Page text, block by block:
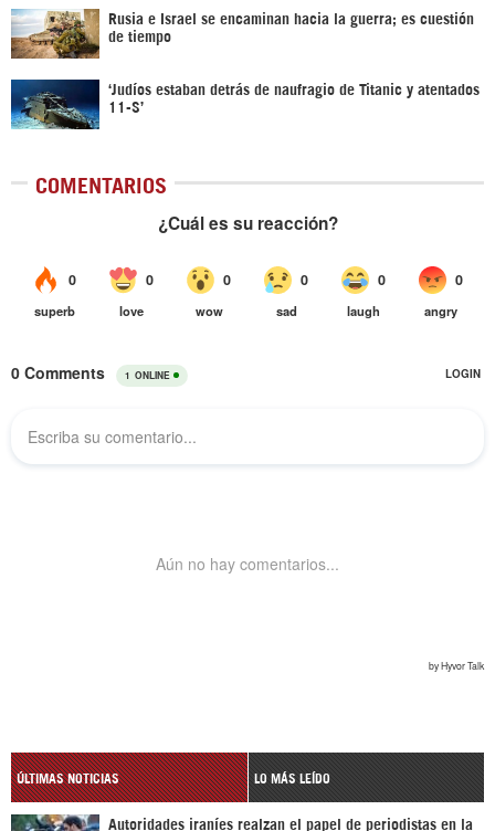
Rusia e Israel se encaminan hacia la guerra; es cuestión
de tiempo
‘Judíos estaban detrás de naufragio de Titanic y atentados
11-S’
COMENTARIOS
ÚLTIMAS NOTICIAS LO MÁS LEÍDO
Autoridades iraníes realzan el papel de periodistas en la